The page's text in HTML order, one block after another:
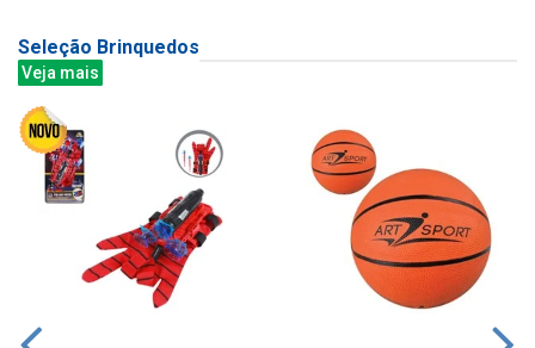
Seleção Brinquedos
Veja mais